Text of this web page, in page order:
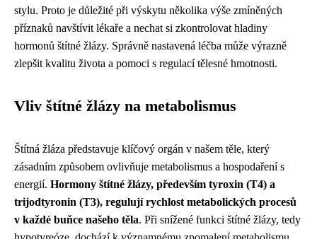
stylu. Proto je důležité při výskytu několika výše zmíněných
příznaků navštívit lékaře a nechat si zkontrolovat hladiny
hormonů štítné žlázy. Správně nastavená léčba může výrazně
zlepšit kvalitu života a pomoci s regulací tělesné hmotnosti.
Vliv štítné žlázy na metabolismus
Štítná žláza představuje klíčový orgán v našem těle, který
zásadním způsobem ovlivňuje metabolismus a hospodaření s
energií. Hormony štítné žlázy, především tyroxin (T4) a
trijodtyronin (T3), regulují rychlost metabolických procesů
v každé buňce našeho těla. Při snížené funkci štítné žlázy, tedy